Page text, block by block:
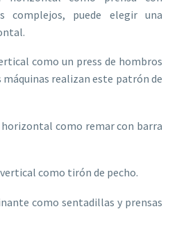
complejos, puede elegir una
como un press de hombros
máquinas realizan este patrón de
como remar con barra
como tirón de pecho.
como sentadillas y prensas